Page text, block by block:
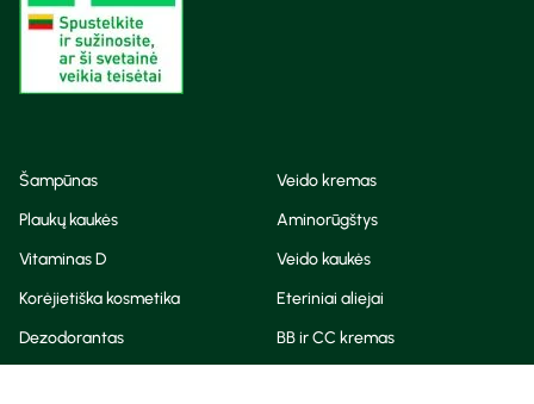
Šampūnas
Veido kremas
Plaukų kaukės
Aminorūgštys
Vitaminas D
Veido kaukės
Korėjietiška kosmetika
Eteriniai aliejai
Dezodorantas
BB ir CC kremas